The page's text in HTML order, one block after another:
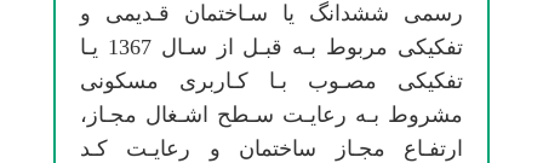
رسمی ﺷﺸﺪاﻧﮓ ﻳﺎ ﺳـﺎﺧﺘﻤﺎن ﻗـﺪیمی و
تفکیکی ﻣﺮﺑﻮط ﺑـﻪ ﻗﺒـﻞ از ﺳـﺎل 1367 ﻳـﺎ
تفکیکی ﻣﺼـﻮب ﺑـﺎ ﻛـﺎرﺑﺮی ﻣﺴﻜﻮنی
ﻣﺸﺮوط ﺑـﻪ رﻋﺎﻳـﺖ ﺳـﻄﺢ اﺷـﻐﺎل ﻣﺠـﺎز،
ارﺗﻔـﺎع ﻣﺠـﺎز ﺳﺎﺧﺘﻤﺎن و رﻋﺎﻳـﺖ ﻛـﺪ